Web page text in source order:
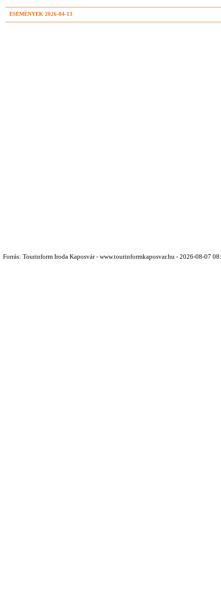
ESEMÉNYEK 2026-04-13
Forrás: Tourinform Iroda Kaposvár - www.tourinformkaposvar.hu - 2026-08-07